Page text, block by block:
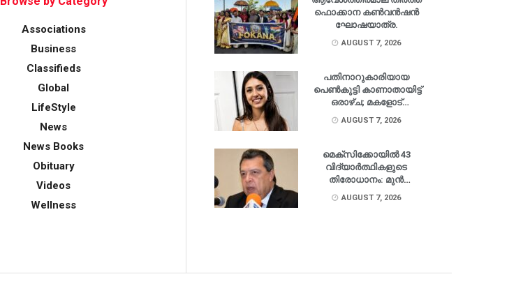
Associations
Business
Classifieds
Global
LifeStyle
News
News Books
Obituary
Videos
Wellness
ഫൊക്കാന കൺവൻഷൻ
ഘോഷയാത്ര.
AUGUST 7, 2026
പതിനാറുകാരിയായ
പെൺകുട്ടി കാണാതായിട്ട്
ഒരാഴ്ച; മകളോട്
അഭ്യർത്ഥിച്ച് പിതാവ്.
AUGUST 7, 2026
മെക്‌സിക്കോയിൽ 43
വിദ്യാർത്ഥികളുടെ
തിരോധാനം: മുൻ
AUGUST 7, 2026